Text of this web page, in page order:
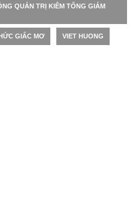
QUẢN TRỊ KIÊM TỔNG GIÁM
GIẤC MƠ VIET HUONG